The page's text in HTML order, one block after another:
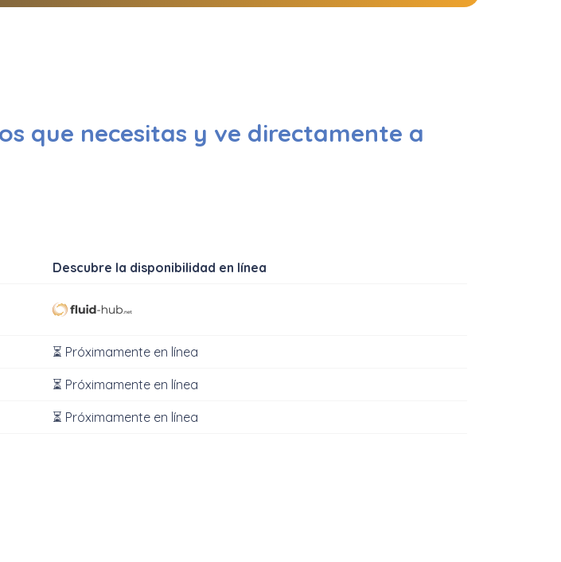
que necesitas y ve directamente a
Descubre la disponibilidad en línea
⏳ Próximamente en línea
⏳ Próximamente en línea
⏳ Próximamente en línea